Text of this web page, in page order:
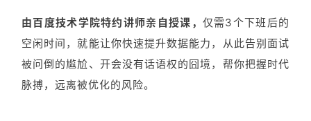
精由百度技术学院特约讲师亲自授课， 仅需3个下班后的
空闲时间，就能让你快速提升数据能力，从此告别面试
被问倒的尴尬、开会没有话语权的囧境，帮你把握时代
脉搏，远离被优化的风险。